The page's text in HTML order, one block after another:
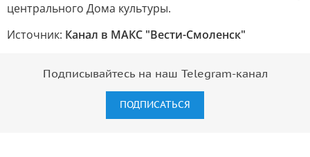
центрального Дома культуры.
Источник: Канал в МАКС "Вести-Смоленск"
Подписывайтесь на наш Telegram-канал
ПОДПИСАТЬСЯ